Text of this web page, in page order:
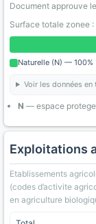
Document approuve
Surface totale zonee :
Naturelle (N) — 100%
Voir les données en
N — espace
Exploitations
Etablissements
(codes d’activite
en agriculture